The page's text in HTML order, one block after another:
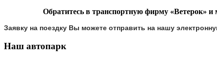
Обратитесь в транспортную фирму «Ветерок»
Заявку на поездку Вы можете отправить на нашу
Наш автопарк